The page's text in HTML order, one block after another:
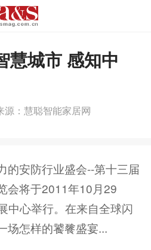
慧城市 感知中
源：慧聪智能家居网
的安防行业盛会--第十三届
会将于2011年10月29
中心举行。在来自全球闪
场怎样的饕餮盛宴...